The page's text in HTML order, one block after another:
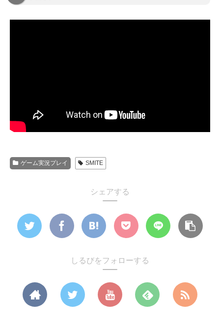
ゲーム実況プレイ SMITE
シェアする
しるびをフォローする